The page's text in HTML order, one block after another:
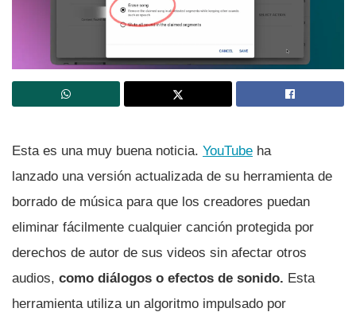
Esta es una muy buena noticia. YouTube ha
lanzado una versión actualizada de su herramienta de
borrado de música para que los creadores puedan
eliminar fácilmente cualquier canción protegida por
derechos de autor de sus videos sin afectar otros
audios, como diálogos o efectos de sonido. Esta
herramienta utiliza un algoritmo impulsado por